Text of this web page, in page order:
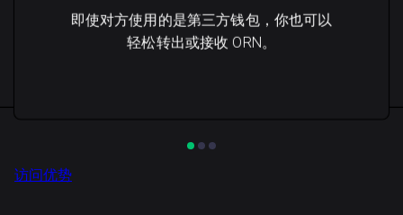
即使对方使用的是第三方钱包，你也可以
轻松转出或接收 ORN。
访问优势